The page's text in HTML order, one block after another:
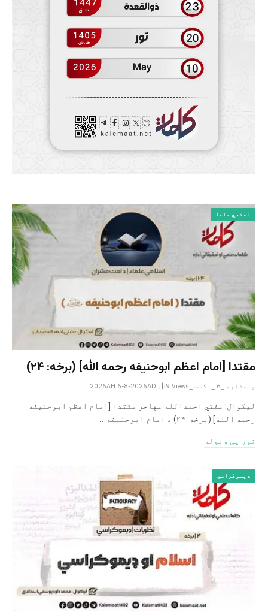
اسلامي علما
مقتدا [امام اعظم ابوحنیفه رحمه الله‎] (برخه: ۲۴)
پنجشنبه _6 _اگست _2026AH 6-8-2026AD 9 Views
لیکوال: مفتي احمدالله مهاجر مقتدا [امام اعظم ابوحنیفه
رحمه الله‎] (برخه: ۲۴) د امام ابوحنيفه…
نور یی ولوله
ډیموکراسي